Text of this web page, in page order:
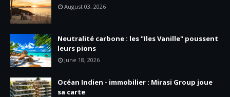
August 03, 2026
Neutralité carbone : les "Iles Vanille" poussent
leurs pions
June 18, 2026
Océan Indien - immobilier : Mirasi Group joue
sa carte